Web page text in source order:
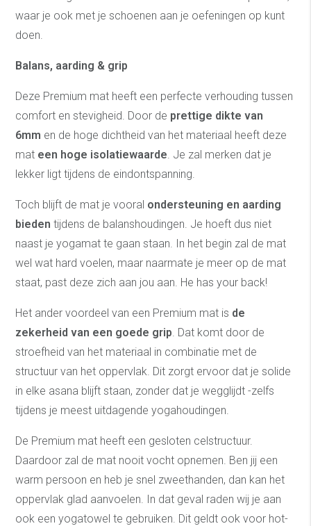
waar je ook met je schoenen aan je oefeningen op kunt
doen.
Balans, aarding & grip
Deze Premium mat heeft een perfecte verhouding tussen
comfort en stevigheid. Door de prettige dikte van
6mm en de hoge dichtheid van het materiaal heeft deze
mat een hoge isolatiewaarde. Je zal merken dat je
lekker ligt tijdens de eindontspanning.
Toch blijft de mat je vooral ondersteuning en aarding
bieden tijdens de balanshoudingen. Je hoeft dus niet
naast je yogamat te gaan staan. In het begin zal de mat
wel wat hard voelen, maar naarmate je meer op de mat
staat, past deze zich aan jou aan. He has your back!
Het ander voordeel van een Premium mat is de
zekerheid van een goede grip. Dat komt door de
stroefheid van het materiaal in combinatie met de
structuur van het oppervlak. Dit zorgt ervoor dat je solide
in elke asana blijft staan, zonder dat je wegglijdt -zelfs
tijdens je meest uitdagende yogahoudingen.
De Premium mat heeft een gesloten celstructuur.
Daardoor zal de mat nooit vocht opnemen. Ben jij een
warm persoon en heb je snel zweethanden, dan kan het
oppervlak glad aanvoelen. In dat geval raden wij je aan
ook een yogatowel te gebruiken. Dit geldt ook voor hot-